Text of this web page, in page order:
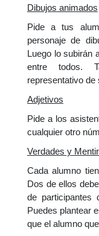
Dibujos animados
Pide a tus
personaje de
Luego lo subirán
entre todos.
representativo
Adjetivos
Pide a los
cualquier otro
Verdades y
Cada alumno
Dos de ellos
de participantes
Puedes plantear
que el alumno